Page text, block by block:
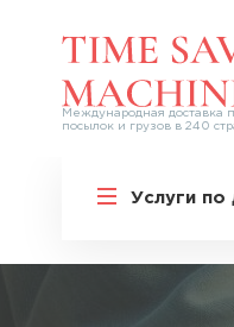
Международная доставка
посылок и грузов в 240
Услуги по
СНГ
Экспресс-